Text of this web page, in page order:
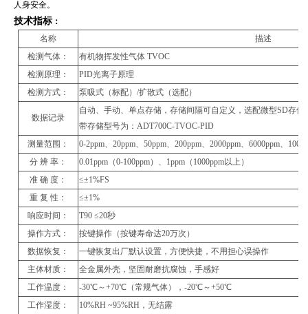
人身安全。
技术指标 ：
名称
描述
检测气体：
有机物挥发性气体 TVOC
检测原理：
PID光离子原理
检测方式：
泵吸式（标配）/扩散式（选配）
数据记录
自动、手动、单点存储，存储间隔可自定义，选配微型SD存储
带存储型号为：ADT700C-TVOC-PID
测量范围：
0-2ppm、20ppm、50ppm、200ppm、2000ppm、6000ppm、
分 辨 率：
0.01ppm（0-100ppm）、1ppm（1000ppm以上）
准 确 度：
≤±1%FS
重 复 性：
≤±1%
响应时间：
T90 ≤20秒
操作方式：
按键操作（按键寿命达20万次）
数据恢复：
一键恢复出厂默认设置，方便快捷，不用担心误操作
主体材质：
全金属外壳，坚固耐磨抗腐蚀，手感好
工作温度：
-30℃～+70℃（常规气体），-20℃～+50℃
工作湿度：
10%RH ~95%RH，无结露